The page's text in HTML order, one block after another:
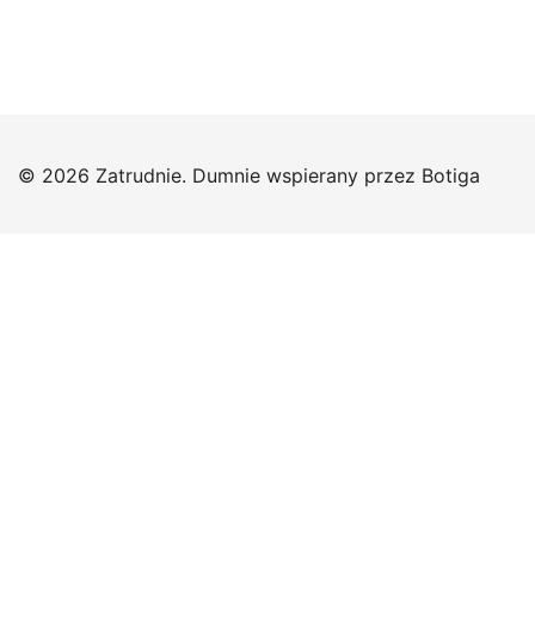
© 2026 Zatrudnie. Dumnie wspierany przez Botiga